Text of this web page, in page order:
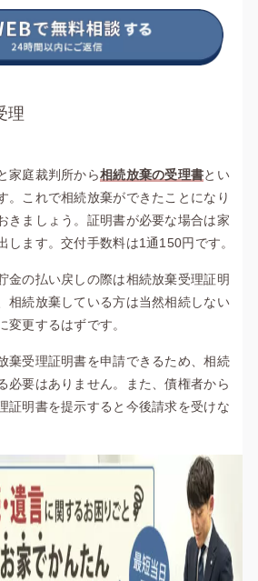
理
家庭裁判所から相続放棄の受理書とい
。これで相続放棄ができたことになり
きましょう。証明書が必要な場合は家
します。交付手数料は1通150円です。
金の払い戻しの際は相続放棄受理証明
相続放棄している方は当然相続しない
変更するはずです。
棄受理証明書を申請できるため、相続
必要はありません。また、債権者から
証明書を提示すると今後請求を受けな